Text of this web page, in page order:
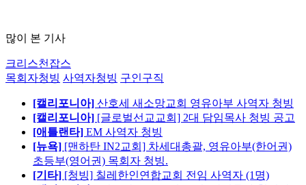
많이 본 기사
크리스천잡스
목회자청빙 사역자청빙 구인구직
[캘리포니아] 산호세 새소망교회 영유아부 사역자 청빙
[캘리포니아] [글로벌선교교회] 2대 담임목사 청빙 공고
[애틀랜타] EM 사역자 청빙
[뉴욕] [맨하탄 IN2교회] 차세대총괄, 영유아부(한어권)
초등부(영어권) 목회자 청빙.
[기타] [청빙] 칠레한인연합교회 전임 사역자 (1명)